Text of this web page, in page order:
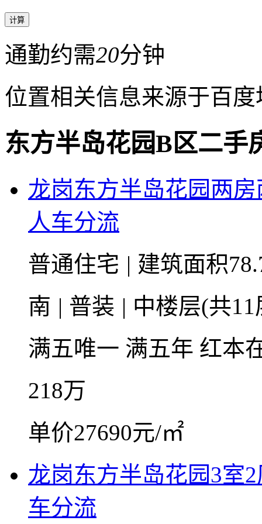
通勤约需20分钟
位置相关信息来源于百
东方半岛花园B区二手
龙岗东方半岛花园两
人车分流
普通住宅 | 建筑面积
南 | 普装 | 中楼层(共
满五唯一 满五年 红本
218万
单价27690元/㎡
龙岗东方半岛花园3室
车分流